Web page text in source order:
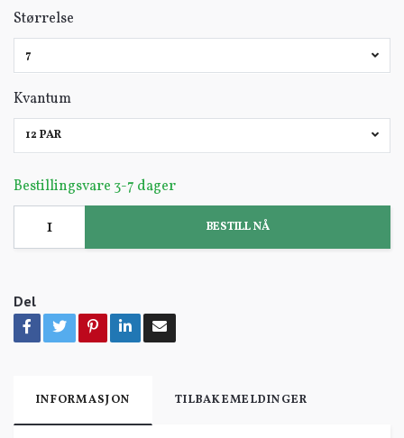
Størrelse
7
Kvantum
12 PAR
Bestillingsvare 3-7 dager
BESTILL NÅ
Del
INFORMASJON TILBAKEMELDINGER